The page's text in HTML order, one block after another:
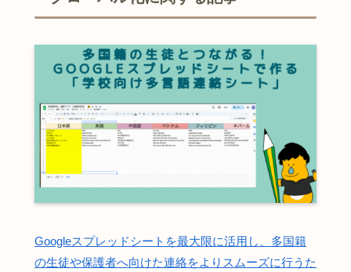
Googleスプレッドシートを最大限に活用し、多国籍
の生徒や保護者へ向けた連絡をよりスムーズに行うた